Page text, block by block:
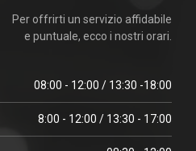
Per offrirti un servizio affidabile
e puntuale, ecco i nostri orari.
08:00 - 12:00 / 13:30 -18:00
8:00 - 12:00 / 13:30 - 17:00